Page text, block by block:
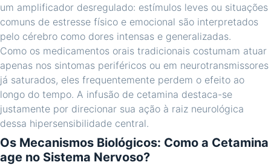
um amplificador desregulado: estímulos leves ou situações
comuns de estresse físico e emocional são interpretados
pelo cérebro como dores intensas e generalizadas.
Como os medicamentos orais tradicionais costumam atuar
apenas nos sintomas periféricos ou em neurotransmissores
já saturados, eles frequentemente perdem o efeito ao
longo do tempo. A infusão de cetamina destaca-se
justamente por direcionar sua ação à raiz neurológica
dessa hipersensibilidade central.
Os Mecanismos Biológicos: Como a Cetamina
age no Sistema Nervoso?